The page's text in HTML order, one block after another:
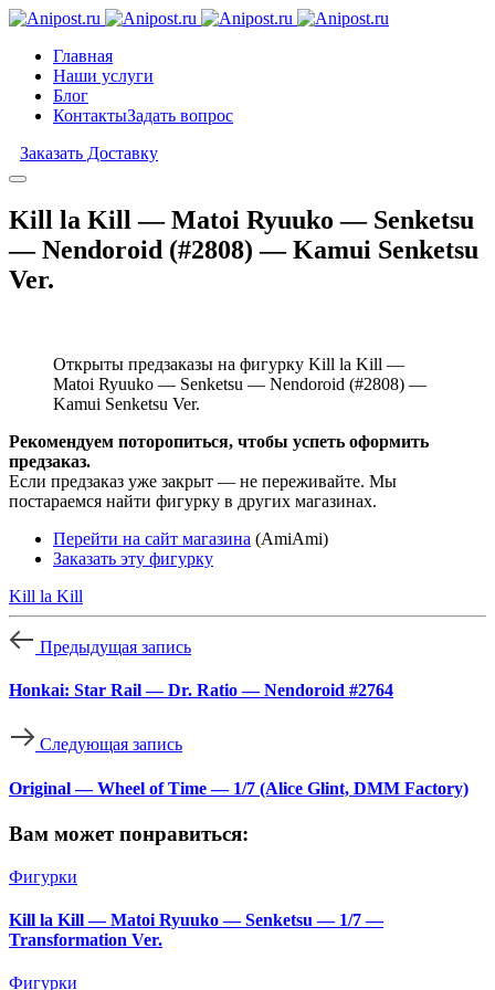
Главная
Наши услуги
Блог
КонтактыЗадать вопрос
Заказать Доставку
Kill la Kill — Matoi Ryuuko — Senketsu
— Nendoroid (#2808) — Kamui Senketsu
Ver.
Открыты предзаказы на фигурку Kill la Kill —
Matoi Ryuuko — Senketsu — Nendoroid (#2808) —
Kamui Senketsu Ver.
Рекомендуем поторопиться, чтобы успеть оформить
предзаказ.
Если предзаказ уже закрыт — не переживайте. Мы
постараемся найти фигурку в других магазинах.
Перейти на сайт магазина (AmiAmi)
Заказать эту фигурку
Kill la Kill
Предыдущая запись
Honkai: Star Rail — Dr. Ratio — Nendoroid #2764
Следующая запись
Original — Wheel of Time — 1/7 (Alice Glint, DMM Factory)
Вам может понравиться:
Фигурки
Kill la Kill — Matoi Ryuuko — Senketsu — 1/7 —
Transformation Ver.
Фигурки